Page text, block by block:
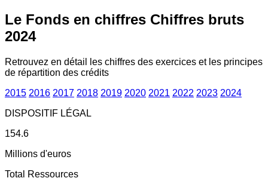
Le Fonds en chiffres Chiffres bruts
2024
Retrouvez en détail les chiffres des exercices et les principes
de répartition des crédits
2015 2016 2017 2018 2019 2020 2021 2022 2023 2024
DISPOSITIF LÉGAL
154.6
Millions d'euros
Total Ressources